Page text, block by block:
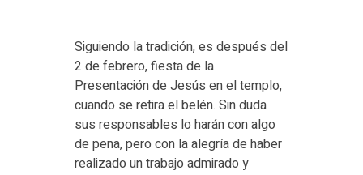
Siguiendo la tradición, es después del
2 de febrero, fiesta de la
Presentación de Jesús en el templo,
cuando se retira el belén. Sin duda
sus responsables lo harán con algo
de pena, pero con la alegría de haber
realizado un trabajo admirado y